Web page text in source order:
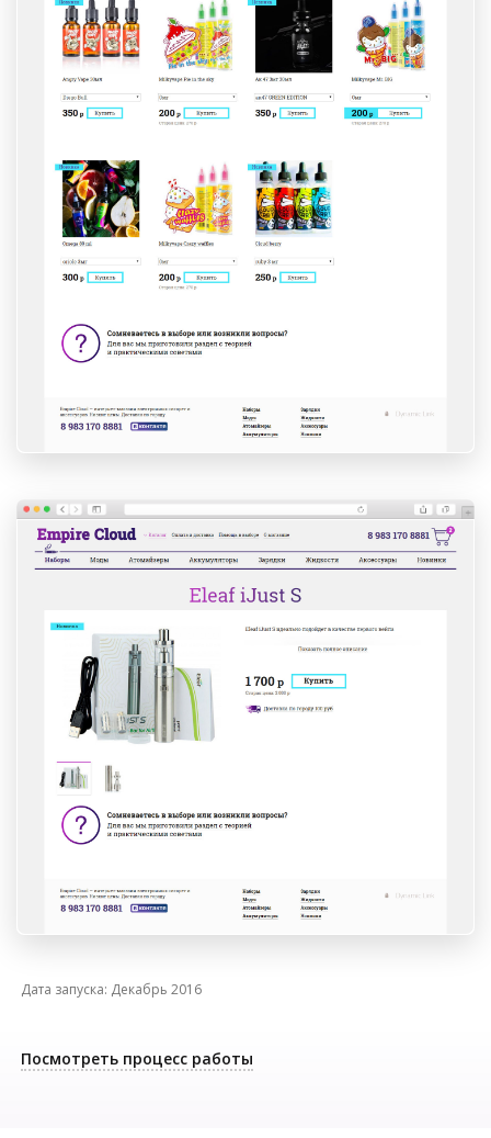
Декабрь 2016
Посмотреть процесс работы